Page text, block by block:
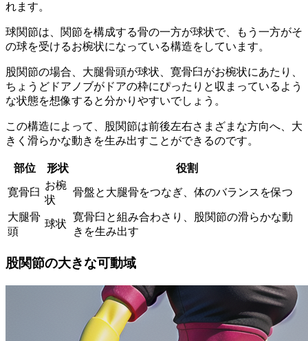
れます。
球関節は、 関節を構成する骨の一方が球状で、もう一方がそ
の球を受けるお椀状になっている構造をしています。
股関節の場合、大腿骨頭が球状、寛骨臼がお椀状にあたり、
ちょうどドアノブがドアの枠にぴったりと収まっているよう
な状態を想像すると分かりやすいでしょう。
この構造によって、股関節は前後左右さまざまな方向へ、大
きく滑らかな動きを生み出すことができるのです。
部位 形状 役割
寛骨臼
お椀
状
骨盤と大腿骨をつなぎ、体のバランスを保つ
大腿骨
頭
球状
寛骨臼と組み合わさり、股関節の滑らかな動
きを生み出す
股関節の大きな可動域